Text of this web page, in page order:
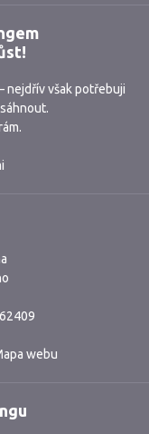
nejdřív však potřebuji
webu